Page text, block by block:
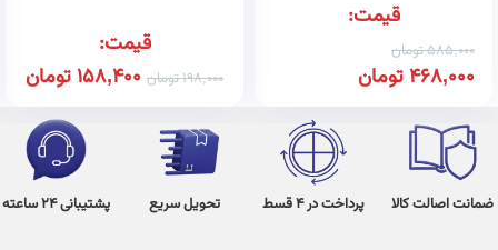
قیمت:
585,000تومان
468,000تومان
قیمت:
198,000تومان 158,400تومان
ضمانت اصالت کالا پرداخت در 4 قسط تحویل سریع پشتیبانی 24 ساعته